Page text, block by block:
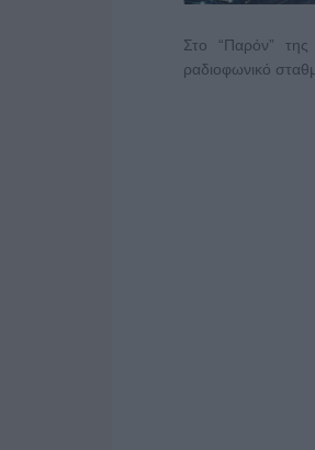
Στο “Παρόν” της
ραδιοφωνικό